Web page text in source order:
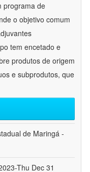
programa de
o objetivo comum
tem encetado e
produtos de origem
e subprodutos, que
de Maringá -
Thu Dec 31